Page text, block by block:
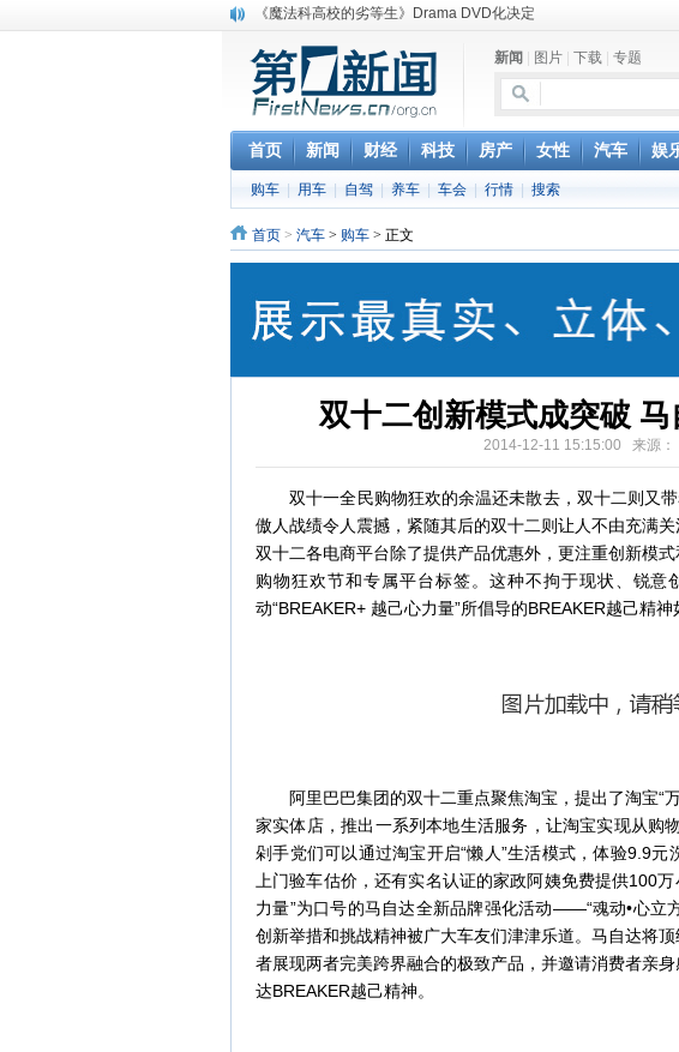
《魔法科高校的劣等生》Drama DVD化决定
消息称刘强东要求京东商城明年扭亏为盈
保健品也能吃出一身病? 康宝莱员工自揭多项家丑
煤价"跳水"电企利润"蹦高" 电煤联动亟待完善
苹果公司自建太阳能电厂为数据中心供电
吃饭、睡觉、黑人人？
网络电商和传统出版商的角逐：亚马逊停止接受Hachette所有图书
英国小猫因长得像希特勒遭袭 被扔垃圾左眼致盲
《中二病也想谈恋爱》女主角特报预告公开
新闻 图片 下载 专题
首页 新闻 财经 科技 房产 女性 汽车 娱
购车 用车 自驾 养车 车会 行情 搜索
首页 > 汽车 > 购车 > 正文
双十二创新模式成突破
2014-12-11 15:15:00 来源：
双十一全民购物狂欢的余温还未散去，双十二则又带
傲人战绩令人震撼，紧随其后的双十二则让人不由充满
双十二各电商平台除了提供产品优惠外，更注重创新模
购物狂欢节和专属平台标签。这种不拘于现状、锐
动“BREAKER+ 越己心力量”所倡导的BREAKER越己精神
阿里巴巴集团的双十二重点聚焦淘宝，提出了淘宝“万
家实体店，推出一系列本地生活服务，让淘宝实现从购
剁手党们可以通过淘宝开启“懒人”生活模式，体验9.9
上门验车估价，还有实名认证的家政阿姨免费提供100
力量”为口号的马自达全新品牌强化活动——“魂动•心立
创新举措和挑战精神被广大车友们津津乐道。马自达将
者展现两者完美跨界融合的极致产品，并邀请消费者亲
达BREAKER越己精神。